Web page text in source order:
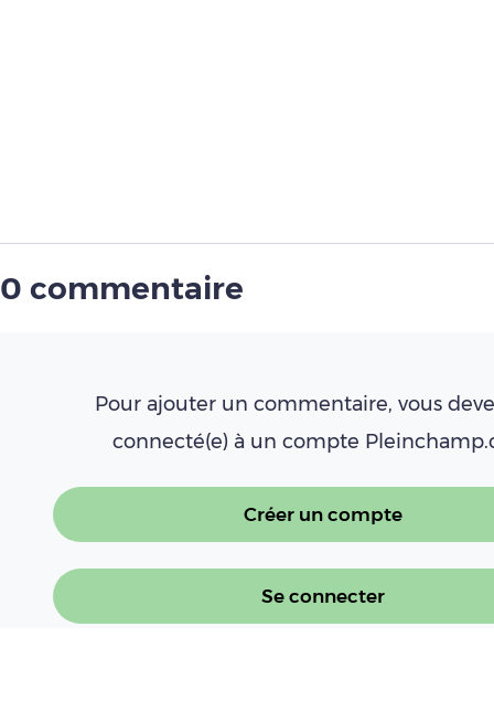
0 commentaire
Pour ajouter un commentaire, vous
connecté(e) à un compte
Créer un compte
Se connecter